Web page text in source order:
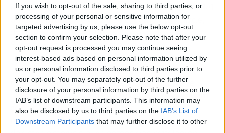
If you wish to opt-out of the sale, sharing to third parties, or
processing of your personal or sensitive information for
targeted advertising by us, please use the below opt-out
section to confirm your selection. Please note that after your
opt-out request is processed you may continue seeing
interest-based ads based on personal information utilized by
us or personal information disclosed to third parties prior to
your opt-out. You may separately opt-out of the further
disclosure of your personal information by third parties on the
IAB’s list of downstream participants. This information may
also be disclosed by us to third parties on the IAB’s List of
Downstream Participants that may further disclose it to other
de nacionalidad debe estar solicitado antes del
30 de septiembre de 2026o, como muy tarde,
durante el festival que les haya dado el pase.
Sin ese papel, no hay Goya que valga.
La directiva de la Academia ha querido atar
todos los cabos para que la 41 edición no se
convierta en un campo de experimentación sin
control. La transparencia con la IA será el
mantra, y el nuevo límite de trayectoria puede